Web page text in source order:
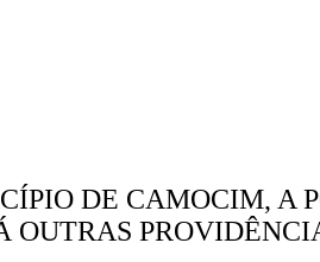
DE CAMOCIM,
OUTRAS